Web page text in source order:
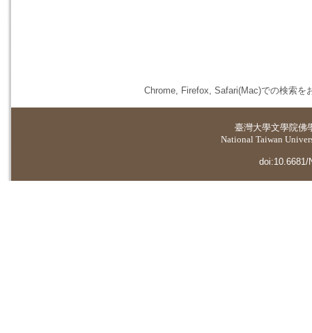
Chrome, Firefox, Safari(Mac)での検索を
臺灣大學文學院佛
National Taiwan
doi:10.6681/